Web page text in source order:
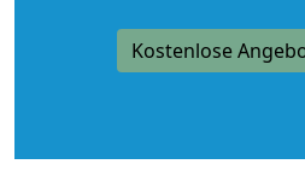
Kostenlose